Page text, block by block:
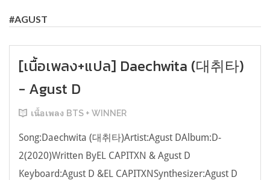
#AGUST
[เนื้อเพลง+แปล] Daechwita (대취타)
- Agust D
เนื้อเพลง BTS + WINNER
Song:Daechwita (대취타)Artist:Agust DAlbum:D-
2(2020)Written ByEL CAPITXN & Agust D
Keyboard:Agust D &EL CAPITXNSynthesizer:Agust D